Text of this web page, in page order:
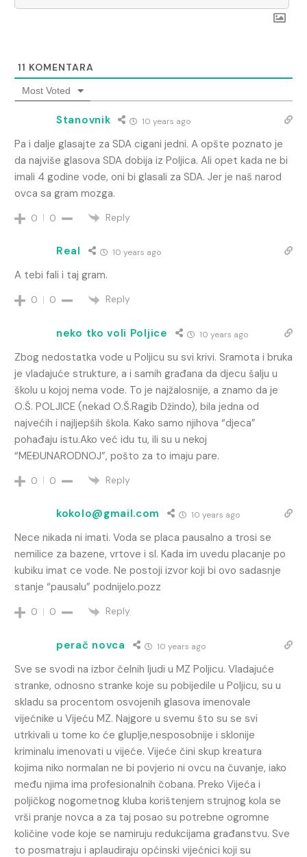
11 KOMENTARA
Most Voted
Stanovnik 10 years ago
Pa i dalje glasajte za SDA cigani jedni. A opšte poznato je
da najviše glasova SDA dobija iz Poljica. Ali opet kada ne bi
imali 4 godine vode, oni bi glasali za SDA. Jer je naš narod
ovca sa gram mozga.
0 0 Reply
Real 10 years ago
A tebi fali i taj gram.
0 0 Reply
neko tko voli Poljice 10 years ago
Zbog nedostatka vode u Poljicu su svi krivi. Sramota i bruka
je vladajuće strukture, a i samih građana da djecu šalju u
školu u kojoj nema vode. To je najžalosnije, a znamo da je
O.Š. POLJICE (nekad O.Š.Ragib Džindo), bila jedna od
najvećih i najljepših škola. Kako samo njihova “djeca”
pohađaju istu.Ako već idu tu, ili su u nekoj
“MEĐUNARODNOJ”, pošto za to imaju pare.
0 0 Reply
kokolo@gmail.com 10 years ago
Nece nikada ni imati. Voda se placa pausalno a trosi se
nemilice za bazene, vrtove i sl. Kada im uvedu placanje po
kubiku imat ce vode. Ne postoji izvor koji bi ovo sadasnje
stanje “pausalu” podnijelo.pozz
0 0 Reply
perač novca 10 years ago
Sve se svodi na izbor čelnih ljudi u MZ Poljicu. Vladajuće
stranke, odnosno stranke koje su pobijedile u Poljicu, su u
skladu sa procentom osvojenih glasova imenovale
vijećnike u Vijeću MZ. Najgore u svemu što su se svi
utrkivali u tome ko će gluplje,nesposobnije i sklonije
kriminalu imenovati u vijeće. Vijeće čini skup kreatura
kojima niko normalan ne bi povjerio ni ovcu na čuvanje, iako
među njima ima profesionalnih čobana. Preko Vijeća i
poljičkog nogometnog kluba korištenjem strujnog kola se
vrši pranje novca a za taj posao su potrebne ogromne
količine vode koje se namiruju redukcijama građanstvu. Sve
to posmatraju i aplaudiraju općinski vijećnici koji su